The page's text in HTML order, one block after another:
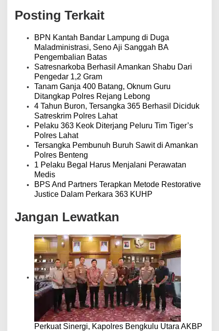
a
s
Posting Terkait
BPN Kantah Bandar Lampung di Duga
Maladministrasi, Seno Aji Sanggah BA
Pengembalian Batas
Satresnarkoba Berhasil Amankan Shabu Dari
Pengedar 1,2 Gram
Tanam Ganja 400 Batang, Oknum Guru
Ditangkap Polres Rejang Lebong
4 Tahun Buron, Tersangka 365 Berhasil Diciduk
Satreskrim Polres Lahat
Pelaku 363 Keok Diterjang Peluru Tim Tiger’s
Polres Lahat
Tersangka Pembunuh Buruh Sawit di Amankan
Polres Benteng
1 Pelaku Begal Harus Menjalani Perawatan
Medis
BPS And Partners Terapkan Metode Restorative
Justice Dalam Perkara 363 KUHP
Jangan Lewatkan
Perkuat Sinergi, Kapolres Bengkulu Utara AKBP